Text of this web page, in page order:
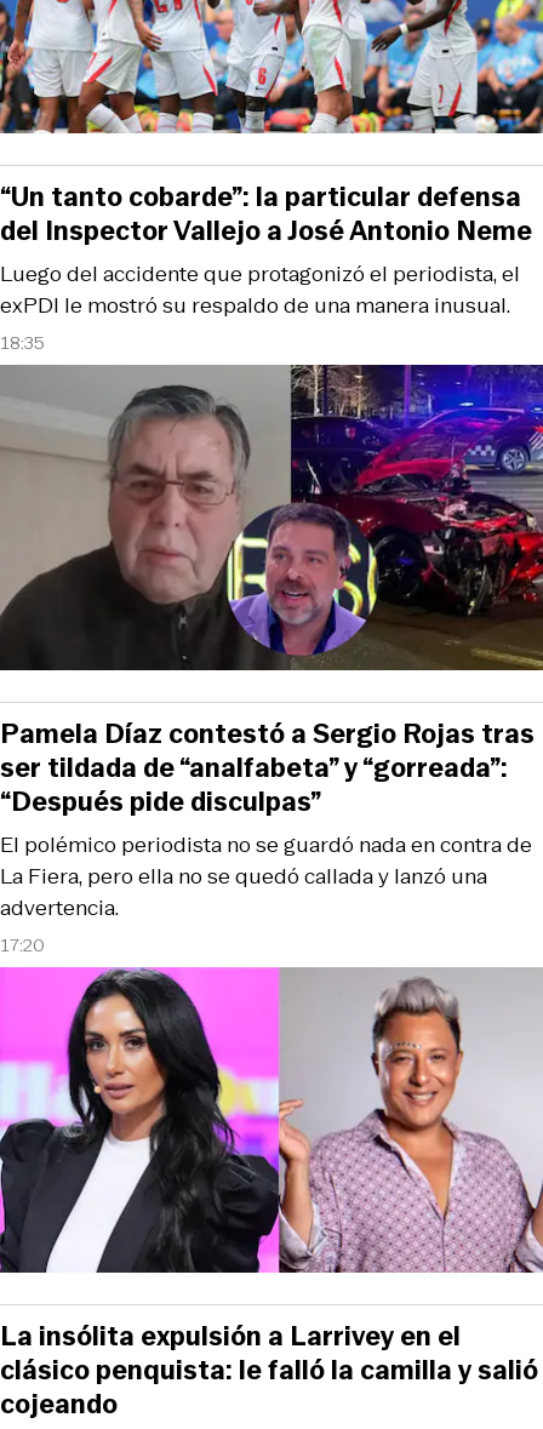
18:35
Luego del accidente que protagonizó el periodista, el
exPDI le mostró su respaldo de una manera inusual.
“Un tanto cobarde”: la particular defensa
del Inspector Vallejo a José Antonio Neme
17:20
El polémico periodista no se guardó nada en contra de
La Fiera, pero ella no se quedó callada y lanzó una
advertencia.
Pamela Díaz contestó a Sergio Rojas tras
ser tildada de “analfabeta” y “gorreada”:
“Después pide disculpas”
La insólita expulsión a Larrivey en el
clásico penquista: le falló la camilla y salió
cojeando